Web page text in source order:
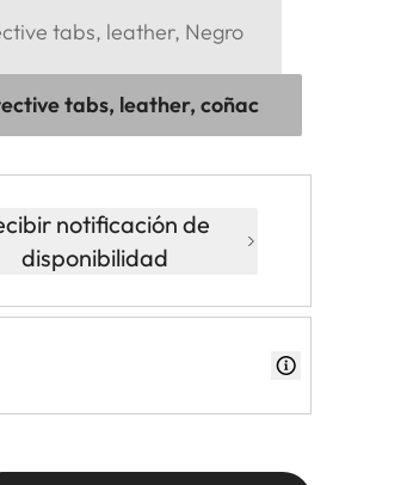
tabs, leather, Negro
tabs, leather, coñac
notificación de
disponibilidad